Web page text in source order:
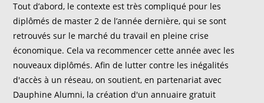
Tout d’abord, le contexte est très compliqué pour les
diplômés de master 2 de l’année dernière, qui se sont
retrouvés sur le marché du travail en pleine crise
économique. Cela va recommencer cette année avec les
nouveaux diplômés. Afin de lutter contre les inégalités
d'accès à un réseau, on soutient, en partenariat avec
Dauphine Alumni, la création d'un annuaire gratuit